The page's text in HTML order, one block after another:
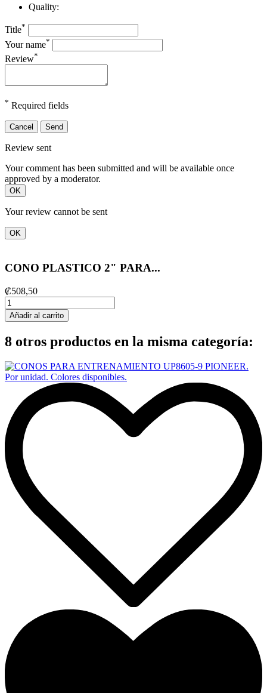
Quality:
Title*
Your name*
Review*
* Required fields
Cancel Send
Review sent
Your comment has been submitted and will be available once
approved by a moderator.
OK
Your review cannot be sent
OK
CONO PLASTICO 2" PARA...
₡508,50
Añadir al carrito
8 otros productos en la misma categoría: